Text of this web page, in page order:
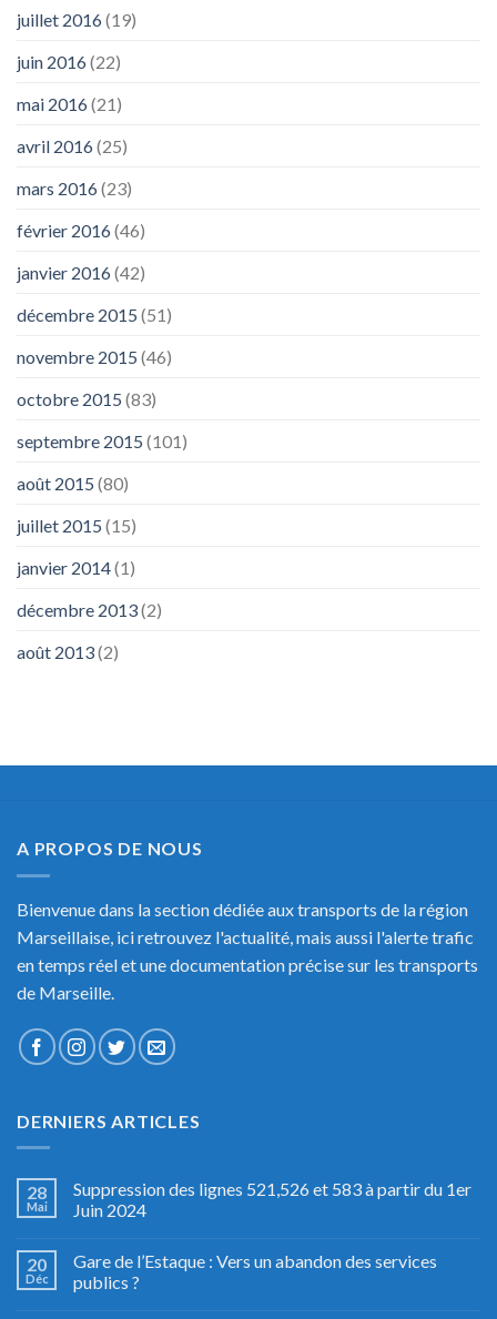
juillet 2016(19)
juin 2016(22)
mai 2016(21)
avril 2016(25)
mars 2016(23)
février 2016(46)
janvier 2016(42)
décembre 2015 (51)
novembre 2015 (46)
octobre 2015 (83)
septembre 2015 (101)
août 2015 (80)
juillet 2015 (15)
janvier 2014(1)
décembre 2013(2)
août 2013(2)
A PROPOS DE NOUS
Bienvenue dans la section dédiée aux transports de la région
Marseillaise, ici retrouvez l'actualité, mais aussi l'alerte trafic
en temps réel et une documentation précise sur les transports
de Marseille.
DERNIERS ARTICLES
28
Mai
Suppression des lignes 521,526 et 583 à partir du 1er
Juin 2024
20
Déc
Gare de l’Estaque : Vers un abandon des services
publics ?